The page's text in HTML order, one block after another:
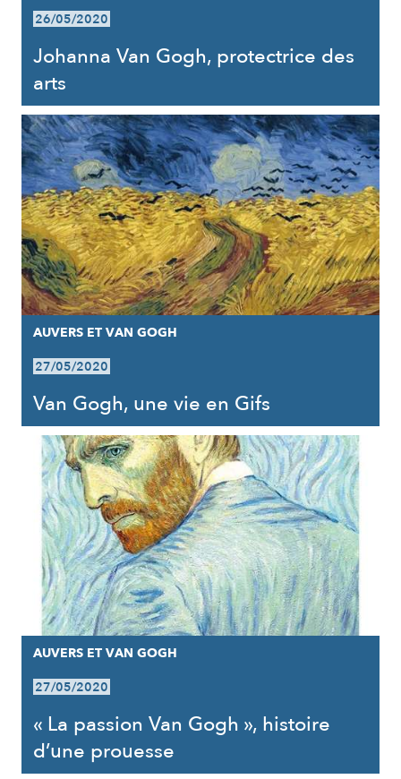
26/05/2020
Johanna Van Gogh, protectrice des
arts
AUVERS ET VAN GOGH
27/05/2020
Van Gogh, une vie en Gifs
AUVERS ET VAN GOGH
27/05/2020
« La passion Van Gogh », histoire
d’une prouesse